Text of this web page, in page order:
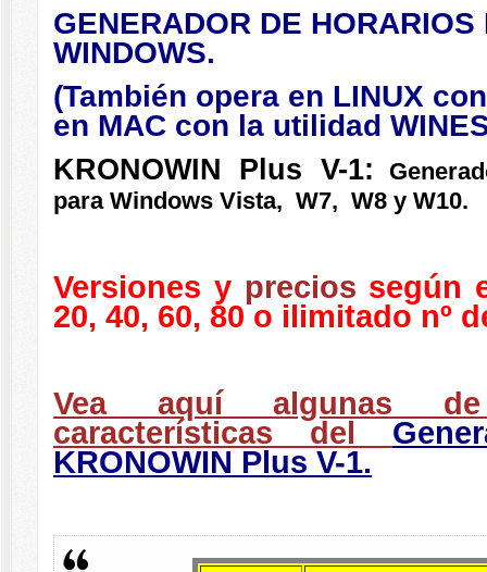
GENERADOR DE
WINDOWS.
(También opera en LINUX
en MAC con la utilidad
KRONOWIN Plus V-1:
para Windows Vista, W7, W8 y W10.
Versiones y precios según
20, 40, 60, 80 o ilimitado nº
Vea aquí algunas
características del
KRONOWIN Plus V-1.